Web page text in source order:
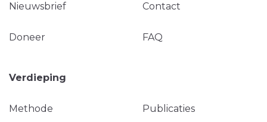
Nieuwsbrief Contact
Doneer FAQ
Verdieping
Methode Publicaties